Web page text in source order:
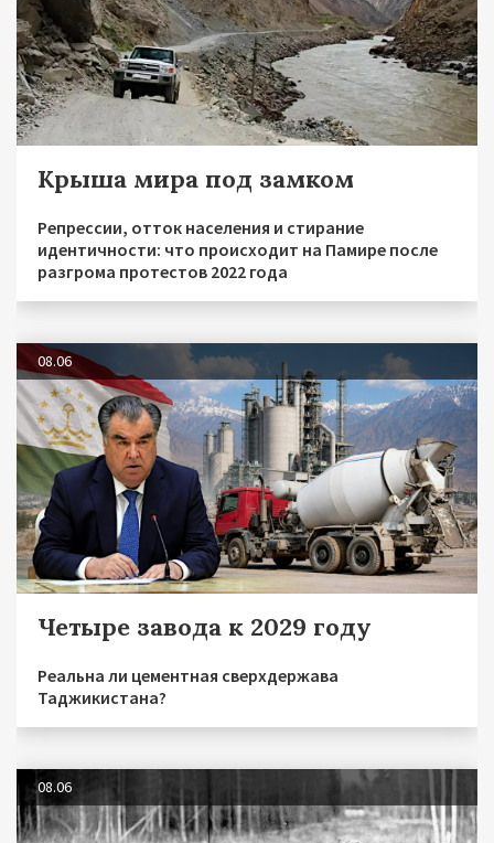
Крыша мира под замком
Репрессии, отток населения и стирание
идентичности: что происходит на Памире после
разгрома протестов 2022 года
08.06
Четыре завода к 2029 году
Реальна ли цементная сверхдержава
Таджикистана?
08.06